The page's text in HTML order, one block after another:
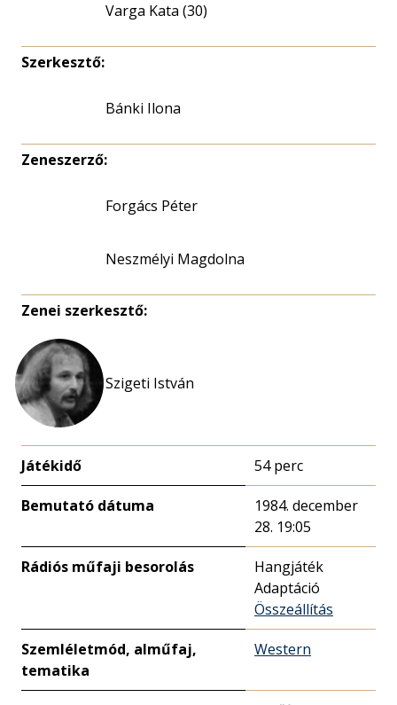
Varga Kata (30)
Szerkesztő:
Bánki Ilona
Zeneszerző:
Forgács Péter
Neszmélyi Magdolna
Zenei szerkesztő:
Szigeti István
Játékidő 54 perc
Bemutató dátuma
1984. december
28. 19:05
Rádiós műfaji besorolás
Hangjáték
Adaptáció
Összeállítás
Szemléletmód, alműfaj,
tematika
Western